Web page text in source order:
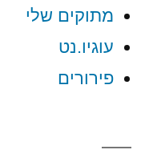
מתוקים שלי
עוגיו.נט
פירורים